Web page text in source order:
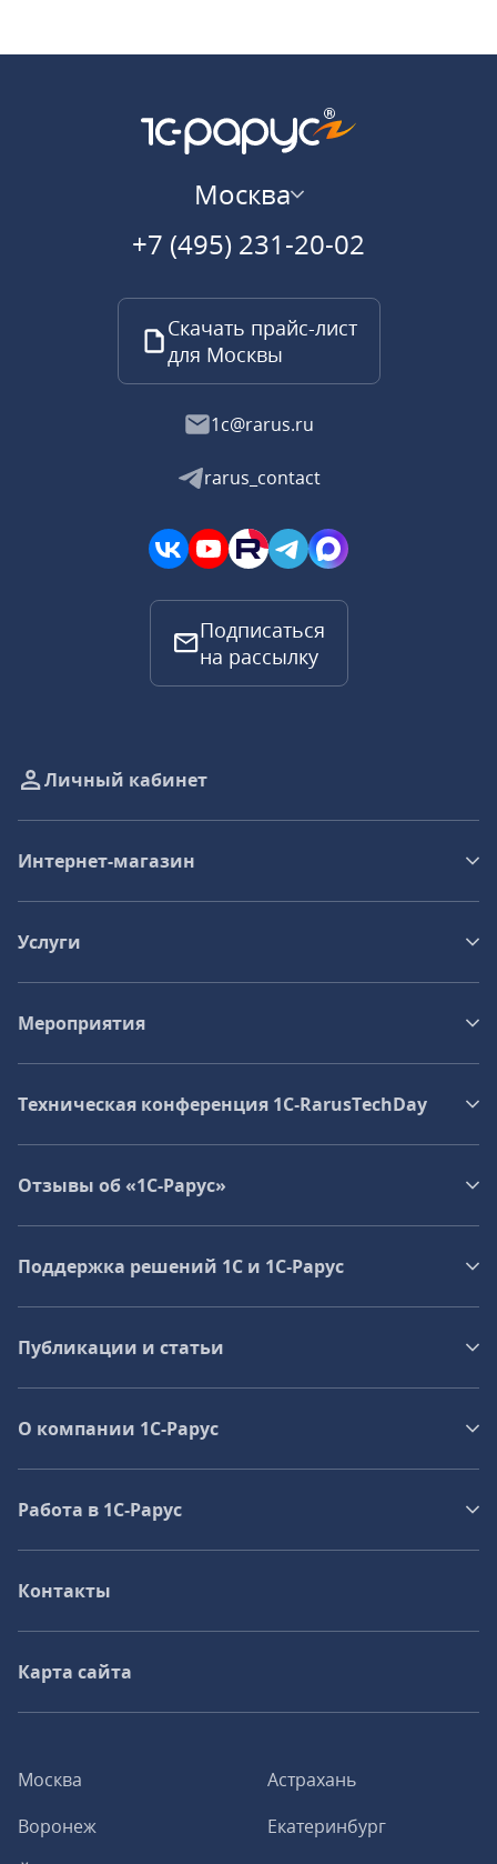
Москва
+7 (495) 231-20-02
Скачать прайс-лист
для Москвы
1c@rarus.ru
rarus_contact
Подписаться
на рассылку
Москва
Астрахань
Воронеж
Екатеринбург
Личный кабинет
Интернет-магазин
Услуги
Мероприятия
Техническая конференция 1C‑RarusTechDay
Отзывы об «1С-Рарус»
Поддержка решений 1С и 1С‑Рарус
Публикации и статьи
О компании 1C-Рарус
Работа в 1С‑Рарус
Контакты
Карта сайта